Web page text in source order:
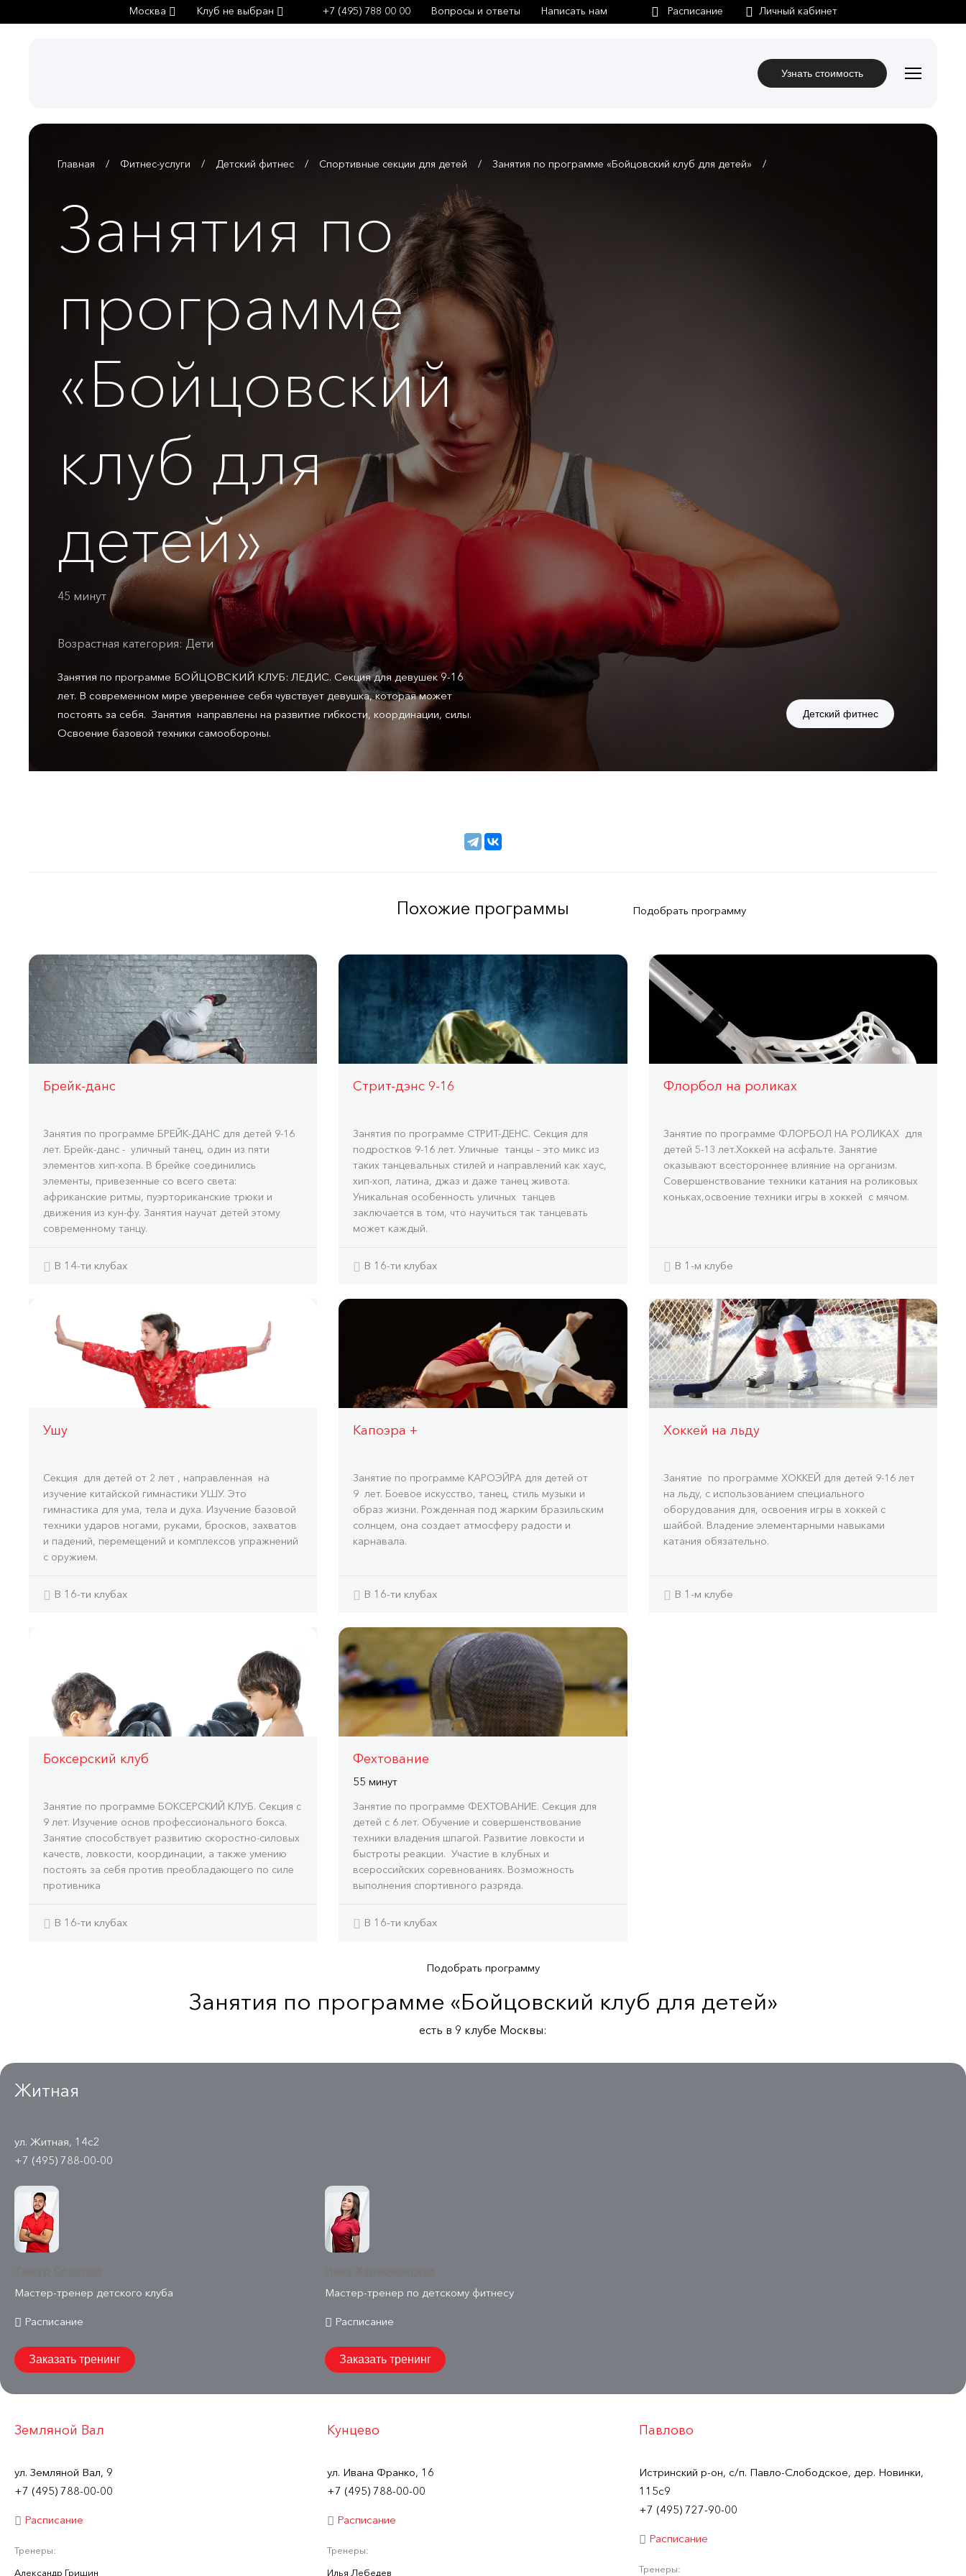
Москва Клуб не выбран +7 (495) 788 00 00 Вопросы и ответы Написать нам Личный кабинет
Узнать стоимость
Главная Фитнес-услуги Детский фитнес Спортивные секции для детей Занятия по программе «Бойцовский клуб для детей»
Занятия по
программе
«Бойцовский
клуб для
детей»
45 минут
Возрастная категория: Дети
Занятия по программе БОЙЦОВСКИЙ КЛУБ: ЛЕДИС. Секция для девушек 9-16
лет. В современном мире увереннее себя чувствует девушка, которая может
постоять за себя. Занятия направлены на развитие гибкости, координации, силы.
Освоение базовой техники самообороны.
Детский фитнес
Похожие программы Подобрать программу
Брейк-данс
Занятия по программе БРЕЙК-ДАНС для детей 9-16
лет. Брейк-данс - уличный танец, один из пяти
элементов хип-хопа. В брейке соединились
элементы, привезенные со всего света:
африканские ритмы, пуэрториканские трюки и
движения из кун-фу. Занятия научат детей этому
современному танцу.
В 14-ти клубах
Стрит-дэнс 9-16
Занятия по программе СТРИТ-ДЕНС. Секция для
подростков 9-16 лет. Уличные танцы – это микс из
таких танцевальных стилей и направлений как хаус,
хип-хоп, латина, джаз и даже танец живота.
Уникальная особенность уличных танцев
заключается в том, что научиться так танцевать
может каждый.
В 16-ти клубах
Флорбол на роликах
Занятие по программе ФЛОРБОЛ НА РОЛИКАХ для
детей 5-13 лет.Хоккей на асфальте. Занятие
оказывают всестороннее влияние на организм.
Совершенствование техники катания на роликовых
коньках,освоение техники игры в хоккей с мячом.
В 1-м клубе
Ушу
Секция для детей от 2 лет , направленная на
изучение китайской гимнастики УШУ. Это
гимнастика для ума, тела и духа. Изучение базовой
техники ударов ногами, руками, бросков, захватов
и падений, перемещений и комплексов упражнений
с оружием.
В 16-ти клубах
Капоэра +
Занятие по программе КАРОЭЙРА для детей от
9 лет. Боевое искусство, танец, стиль музыки и
образ жизни. Рожденная под жарким бразильским
солнцем, она создает атмосферу радости и
карнавала.
В 16-ти клубах
Хоккей на льду
Занятие по программе ХОККЕЙ для детей 9-16 лет
на льду, с использованием специального
оборудования для, освоения игры в хоккей с
шайбой. Владение элементарными навыками
катания обязательно.
В 1-м клубе
Боксерский клуб
Занятие по программе БОКСЕРСКИЙ КЛУБ. Секция с
9 лет. Изучение основ профессионального бокса.
Занятие способствует развитию скоростно-силовых
качеств, ловкости, координации, а также умению
постоять за себя против преобладающего по силе
противника
В 16-ти клубах
Фехтование
55 минут
Занятие по программе ФЕХТОВАНИЕ. Секция для
детей с 6 лет. Обучение и совершенствование
техники владения шпагой. Развитие ловкости и
быстроты реакции. Участие в клубных и
всероссийских соревнованиях. Возможность
выполнения спортивного разряда.
В 16-ти клубах
Подобрать программу
Занятия по программе «Бойцовский клуб для детей»
есть в 9 клубe Москвы:
Житная
ул. Житная, 14с2
+7 (495) 788-00-00
Мастер-тренер детского клуба
Расписание
Заказать тренинг
Мастер-тренер по детскому фитнесу
Расписание
Заказать тренинг
Земляной Вал
ул. Земляной Вал, 9
+7 (495) 788-00-00
Расписание
Тренеры:
Александр Гришин
Кунцево
ул. Ивана Франко, 16
+7 (495) 788-00-00
Расписание
Тренеры:
Илья Лебедев
Павлово
Истринский р-он, с/п. Павло-Слободское, дер. Новинки,
115с9
+7 (495) 727-90-00
Расписание
Тренеры: